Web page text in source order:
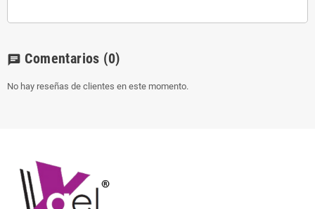
chat Comentarios (0)
No hay reseñas de clientes en este momento.